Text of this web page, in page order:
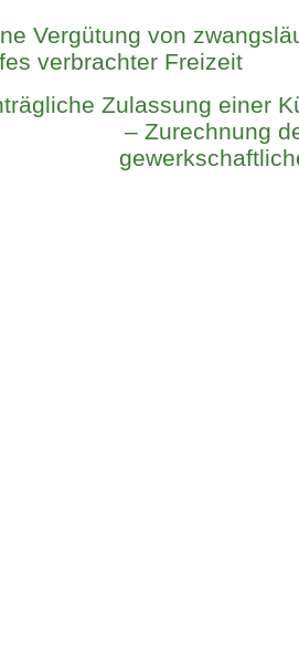
Vergütung von
verbrachter Freizeit
Zulassung einer
– Zurechnung